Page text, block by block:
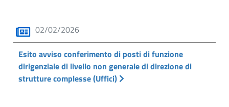
02/02/2026
Esito avviso conferimento di posti di funzione
dirigenziale di livello non generale di direzione di
strutture complesse (Uffici)